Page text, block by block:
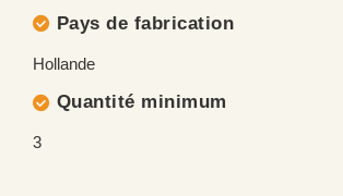
Pays de fabrication
Hollande
Quantité minimum
3